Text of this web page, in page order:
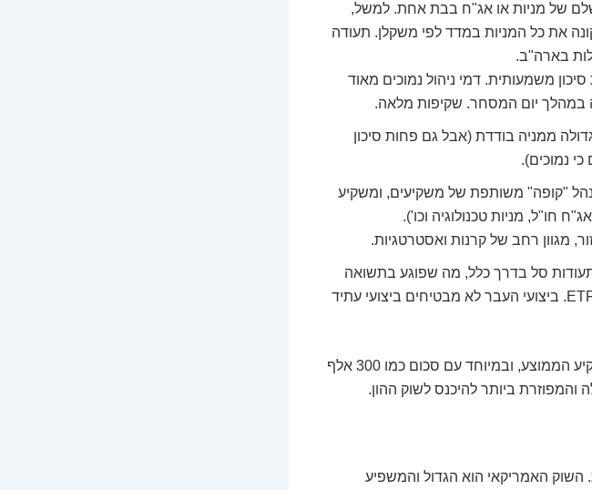
של מניות או אג"ח בבת אחת. למשל,
סל שעוקבת אחרי מדד ת"א 125 קונה את כל המניות במדד לפי משקלן. תעודה
משמעותית. דמי ניהול נמוכים מאוד
במהלך יום המסחר. שקיפות מלאה.
ממניה בודדת (אבל גם פחות סיכון
נמוכים).
"קופה" משותפת של משקיעים, ומשקיע
חו"ל, מניות טכנולוגיה וכו').
מגוון רחב של קרנות ואסטרטגיות.
סל בדרך כלל, מה שפוגע בתשואה
לאורך זמן. לא תמיד שקופות כמו ETFs. ביצועי העבר לא מבטיחים ביצועי עתיד
למשקיע הממוצע, ובמיוחד עם סכום כמו 300 אלף
האמריקאי הוא הגדול והמשפיע